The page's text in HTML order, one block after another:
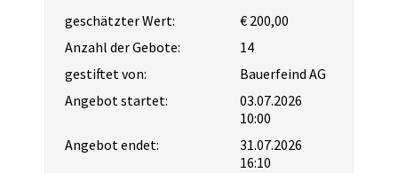
geschätzter Wert:
€ 200,00
Anzahl der Gebote:
14
gestiftet von:
Bauerfeind AG
Angebot startet:
03.07.2026
10:00
Angebot endet:
31.07.2026
16:10